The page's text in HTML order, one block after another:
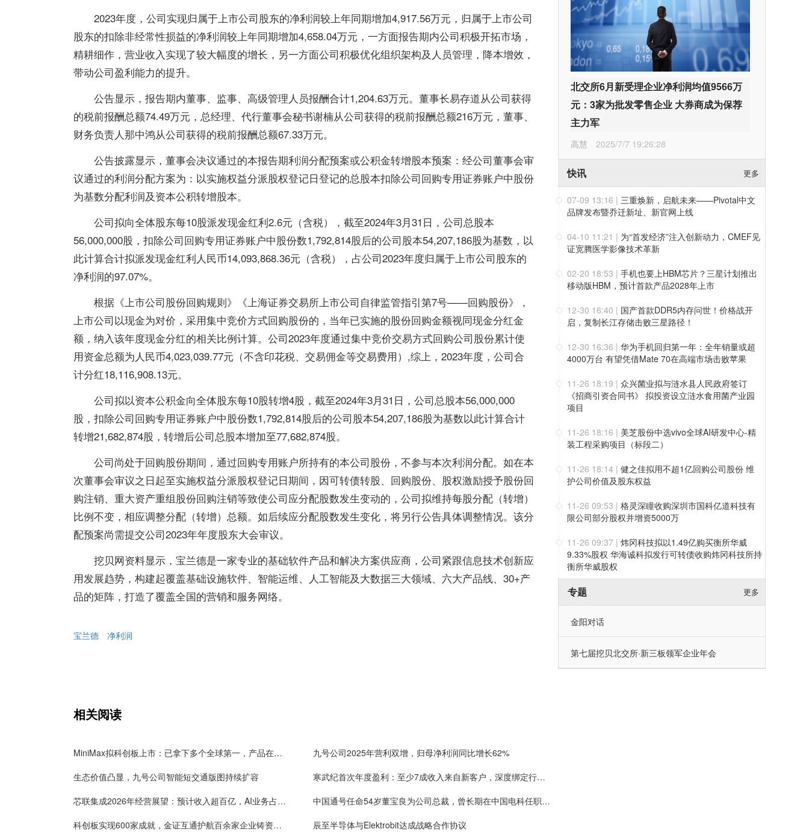
2023年度，公司实现归属于上市公司股东的净利润较上年同期增加4,917.56万元，归属于上市公司
股东的扣除非经常性损益的净利润较上年同期增加4,658.04万元，一方面报告期内公司积极开拓市场，
精耕细作，营业收入实现了较大幅度的增长，另一方面公司积极优化组织架构及人员管理，降本增效，
带动公司盈利能力的提升。
公告显示，报告期内董事、监事、高级管理人员报酬合计1,204.63万元。董事长易存道从公司获得
的税前报酬总额74.49万元，总经理、代行董事会秘书谢楠从公司获得的税前报酬总额216万元，董事、
财务负责人那中鸿从公司获得的税前报酬总额67.33万元。
公告披露显示，董事会决议通过的本报告期利润分配预案或公积金转增股本预案：经公司董事会审
议通过的利润分配方案为：以实施权益分派股权登记日登记的总股本扣除公司回购专用证券账户中股份
为基数分配利润及资本公积转增股本。
公司拟向全体股东每10股派发现金红利2.6元（含税），截至2024年3月31日，公司总股本
56,000,000股，扣除公司回购专用证券账户中股份数1,792,814股后的公司股本54,207,186股为基数，以
此计算合计拟派发现金红利人民币14,093,868.36元（含税），占公司2023年度归属于上市公司股东的
净利润的97.07%。
根据《上市公司股份回购规则》《上海证券交易所上市公司自律监管指引第7号——回购股份》，
上市公司以现金为对价，采用集中竞价方式回购股份的，当年已实施的股份回购金额视同现金分红金
额，纳入该年度现金分红的相关比例计算。公司2023年度通过集中竞价交易方式回购公司股份累计使
用资金总额为人民币4,023,039.77元（不含印花税、交易佣金等交易费用）,综上，2023年度，公司合
计分红18,116,908.13元。
公司拟以资本公积金向全体股东每10股转增4股，截至2024年3月31日，公司总股本56,000,000
股，扣除公司回购专用证券账户中股份数1,792,814股后的公司股本54,207,186股为基数以此计算合计
转增21,682,874股，转增后公司总股本增加至77,682,874股。
公司尚处于回购股份期间，通过回购专用账户所持有的本公司股份，不参与本次利润分配。如在本
次董事会审议之日起至实施权益分派股权登记日期间，因可转债转股、回购股份、股权激励授予股份回
购注销、重大资产重组股份回购注销等致使公司应分配股数发生变动的，公司拟维持每股分配（转增）
比例不变，相应调整分配（转增）总额。如后续应分配股数发生变化，将另行公告具体调整情况。该分
配预案尚需提交公司2023年年度股东大会审议。
挖贝网资料显示，宝兰德是一家专业的基础软件产品和解决方案供应商，公司紧跟信息技术创新应
用发展趋势，构建起覆盖基础设施软件、智能运维、人工智能及大数据三大领域、六大产品线、30+产
品的矩阵，打造了覆盖全国的营销和服务网络。
宝兰德 净利润
相关阅读
MiniMax拟科创板上市：已拿下多个全球第一，产品在编程测试中刷新行业记录，已服务逾2.36亿用户
九号公司2025年营利双增，归母净利润同比增长62%
生态价值凸显，九号公司智能短交通版图持续扩容
寒武纪首次年度盈利：至少7成收入来自新客户，深度绑定行业头部客户，行业整体盈利曙光初现
芯联集成2026年经营展望：预计收入超百亿，AI业务占比超10%
中国通号任命54岁董宝良为公司总裁，曾长期在中国电科任职，董事长楼齐良63岁，2024年薪酬57万
科创板实现600家成就，金证互通护航百余家企业铸资本服务标杆
辰至半导体与Elektrobit达成战略合作协议
北交所6月新受理企业净利润均值9566万
元：3家为批发零售企业 大券商成为保荐
主力军
高慧 2025/7/7 19:26:28
快讯 更多
07-09 13:16 | 三重焕新，启航未来——Pivotal中文
品牌发布暨乔迁新址、新官网上线
04-10 11:21 | 为“首发经济”注入创新动力，CMEF见
证宽腾医学影像技术革新
02-20 18:53 | 手机也要上HBM芯片？三星计划推出
移动版HBM，预计首款产品2028年上市
12-30 16:40 | 国产首款DDR5内存问世！价格战开
启，复制长江存储击败三星路径！
12-30 16:36 | 华为手机回归第一年：全年销量或超
4000万台 有望凭借Mate 70在高端市场击败苹果
11-26 18:19 | 众兴菌业拟与涟水县人民政府签订
《招商引资合同书》 拟投资设立涟水食用菌产业园
项目
11-26 18:16 | 美芝股份中选vivo全球AI研发中心-精
装工程采购项目（标段二）
11-26 18:14 | 健之佳拟用不超1亿回购公司股份 维
护公司价值及股东权益
11-26 09:53 | 格灵深瞳收购深圳市国科亿道科技有
限公司部分股权并增资5000万
11-26 09:37 | 炜冈科技拟以1.49亿购买衡所华威
9.33%股权 华海诚科拟发行可转债收购炜冈科技所持
衡所华威股权
专题 更多
金阳对话
第七届挖贝北交所·新三板领军企业年会